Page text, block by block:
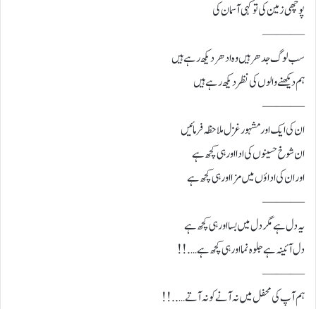
پوچھی زمین کی تو کہی آسمان کی
———
سب لوگ جدھر ہیں وہ ادھر دیکھ رہے ہیں
ہم دیکھنے والوں کی نظر دیکھ رہے ہیں
———
ان کی ایک اور مشہور غزل ملاحظہ فرمائیں
ان شوخ حسینوں کی ادا اور ہی کچھ ہے
اور ان کی اداؤں میں مزا اور ہی کچھ ہے
———
یہ دل ہے مگر دل میں بسا اور ہی کچھ ہے
دل آئینہ ہے جلوہ نما اور ہی کچھ ہے….!!
———
ہم آپ کی محفل میں نہ آنے کو نہ آتے…..!!